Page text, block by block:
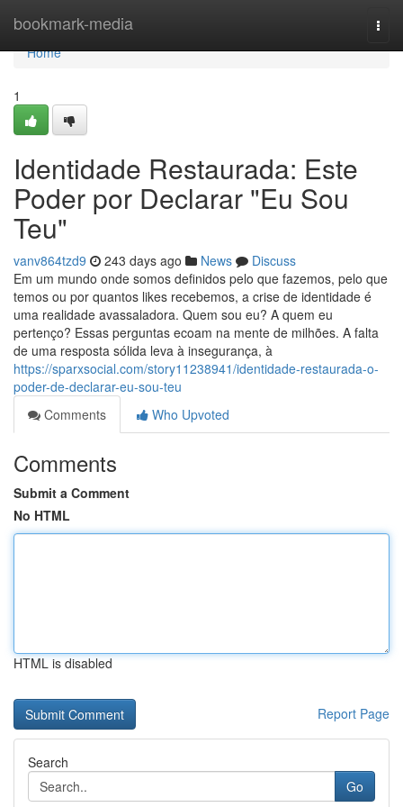
bookmark-media
Home
Home
1
Identidade Restaurada: Este
Poder por Declarar "Eu Sou
Teu"
vanv864tzd9 243 days ago News
Discuss
Em um mundo onde somos definidos pelo que fazemos, pelo que
temos ou por quantos likes recebemos, a crise de identidade é
uma realidade avassaladora. Quem sou eu? A quem eu
pertenço? Essas perguntas ecoam na mente de milhões. A falta
de uma resposta sólida leva à insegurança, à
https://sparxsocial.com/story11238941/identidade-restaurada-o-
poder-de-declarar-eu-sou-teu
Comments
Who Upvoted
Comments
Submit a Comment
No HTML
HTML is disabled
Report Page
Search
Go